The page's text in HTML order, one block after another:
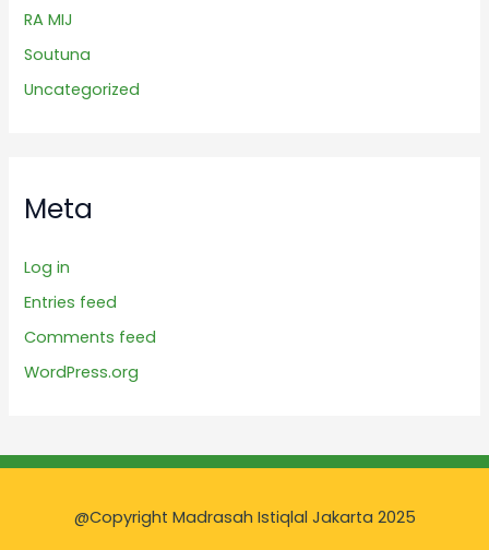
RA MIJ
Soutuna
Uncategorized
Meta
Log in
Entries feed
Comments feed
WordPress.org
@Copyright Madrasah Istiqlal Jakarta 2025